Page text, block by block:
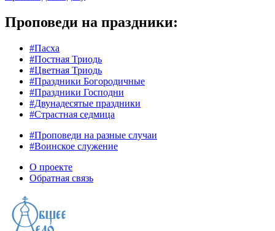
Проповеди на праздники:
#Пасха
#Постная Триодь
#Цветная Триодь
#Праздники Богородичные
#Праздники Господни
#Двунадесятые праздники
#Страстная седмица
#Проповеди на разные случаи
#Воинское служение
О проекте
Обратная связь